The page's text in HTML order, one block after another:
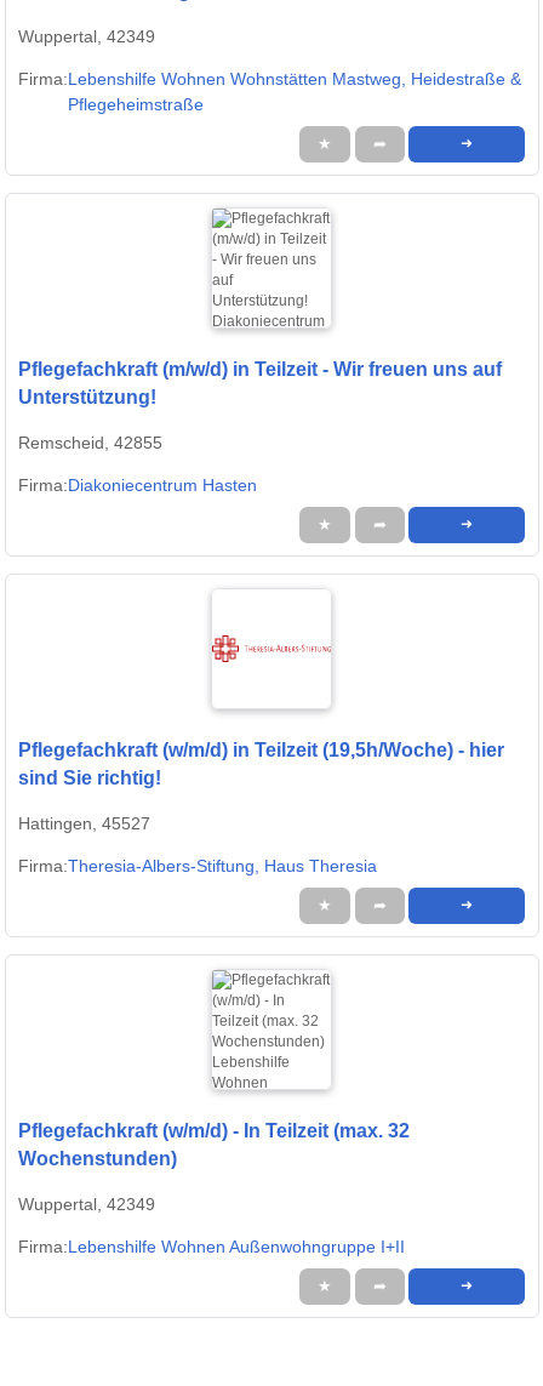
Wuppertal, 42349
Firma:Lebenshilfe Wohnen Wohnstätten Mastweg, Heidestraße &
Pflegeheimstraße
★ ➦ ➜
Pflegefachkraft (m/w/d) in Teilzeit - Wir freuen uns auf
Unterstützung!
Remscheid, 42855
Firma:Diakoniecentrum Hasten
★ ➦ ➜
Pflegefachkraft (w/m/d) in Teilzeit (19,5h/Woche) - hier
sind Sie richtig!
Hattingen, 45527
Firma:Theresia-Albers-Stiftung, Haus Theresia
★ ➦ ➜
Pflegefachkraft (w/m/d) - In Teilzeit (max. 32
Wochenstunden)
Wuppertal, 42349
Firma:Lebenshilfe Wohnen Außenwohngruppe I+II
★ ➦ ➜